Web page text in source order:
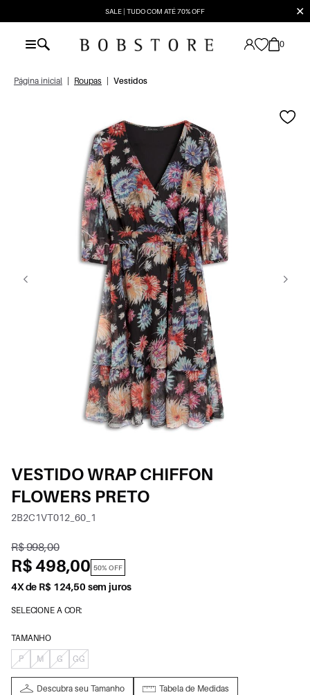
SALE | TUDO COM ATÉ 70% OFF ✕
0
Página inicial Roupas Vestidos
VESTIDO WRAP CHIFFON
FLOWERS PRETO
2B2C1VT012_60_1
R$ 998,00
R$ 498,00 50% OFF
4X de R$ 124,50 sem juros
SELECIONE A COR:
TAMANHO
P
M G GG
Descubra seu Tamanho Tabela de Medidas